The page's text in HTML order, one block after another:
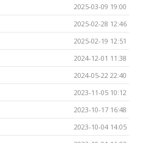
2025-03-09 19:00
2025-02-28 12:46
2025-02-19 12:51
2024-12-01 11:38
2024-05-22 22:40
2023-11-05 10:12
2023-10-17 16:48
2023-10-04 14:05